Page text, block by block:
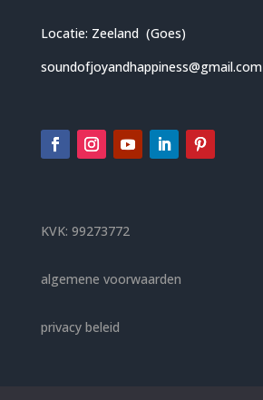
Locatie: Zeeland (Goes)
soundofjoyandhappiness@gmail.com
KVK: 99273772
algemene voorwaarden
privacy beleid